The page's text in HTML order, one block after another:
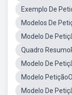
Exemplo De
Modelos De
Modelo De
Quadro
Modelo De
Modelo
Modelo De